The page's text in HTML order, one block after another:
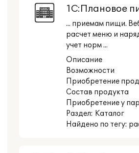
1С:Плановое
... приемам пищи.
расчет меню и
учет норм ...
Описание
Возможности
Приобретение
Состав продукта
Приобретение у
Раздел: Каталог
Найдено по тегу: